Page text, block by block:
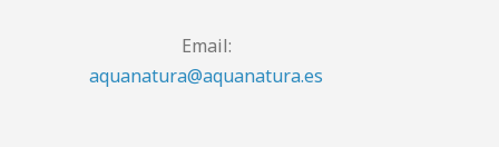
Email:
aquanatura@aquanatura.es